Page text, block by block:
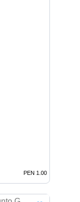
PEN 1.00